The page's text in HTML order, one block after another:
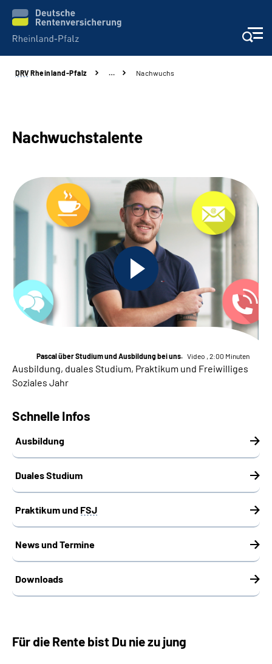
Unsere Leistungen
Karriere
Presse
Über uns
Inhalte in Gebärdensprache (DGS)
Leichte Sprache
DRV Rheinland-Pfalz … Nachwuchs
Nachwuchstalente
Ausbildung, duales Studium, Praktikum und Freiwilliges
Soziales Jahr
Pascal über Studium und Ausbildung bei uns. Video , 2:00 Minuten
Schnelle Infos
Ausbildung
Duales Studium
Praktikum und FSJ
News und Termine
Downloads
Für die Rente bist Du nie zu jung